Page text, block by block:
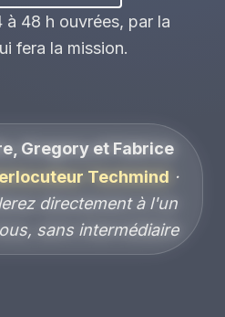
à 48 h ouvrées, par la
fera la mission.
Gregory et Fabrice
Techmind ·
directement à l'un
sans intermédiaire